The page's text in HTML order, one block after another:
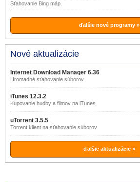
Sťahovanie Bing máp.
ďalšie nové programy »
Nové aktualizácie
Internet Download Manager 6.36
build 5
Hromadné sťahovanie súborov
iTunes 12.3.2
Kupovanie hudby a filmov na iTunes
uTorrent 3.5.5
Torrent klient na sťahovanie súborov
ďalšie aktualizácie »